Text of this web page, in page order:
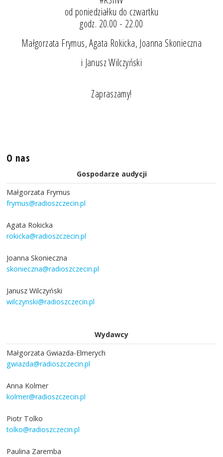
od poniedziałku do czwartku
godz. 20.00 - 22.00
Małgorzata Frymus, Agata Rokicka, Joanna Skonieczna
i Janusz Wilczyński
Zapraszamy!
O nas
Gospodarze audycji
Małgorzata Frymus
frymus@radioszczecin.pl
Agata Rokicka
rokicka@radioszczecin.pl
Joanna Skonieczna
skonieczna@radioszczecin.pl
Janusz Wilczyński
wilczynski@radioszczecin.pl
Wydawcy
Małgorzata Gwiazda-Elmerych
gwiazda@radioszczecin.pl
Anna Kolmer
kolmer@radioszczecin.pl
Piotr Tolko
tolko@radioszczecin.pl
Paulina Zaremba